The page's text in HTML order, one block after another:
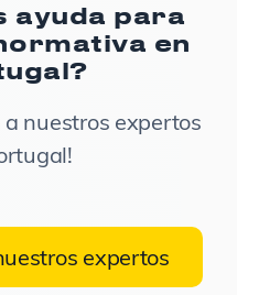
ayuda para
en
a nuestros expertos
expertos